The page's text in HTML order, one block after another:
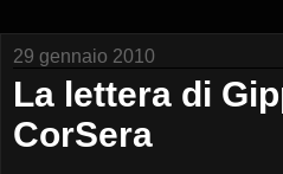
29 gennaio 2010
La lettera di
CorSera